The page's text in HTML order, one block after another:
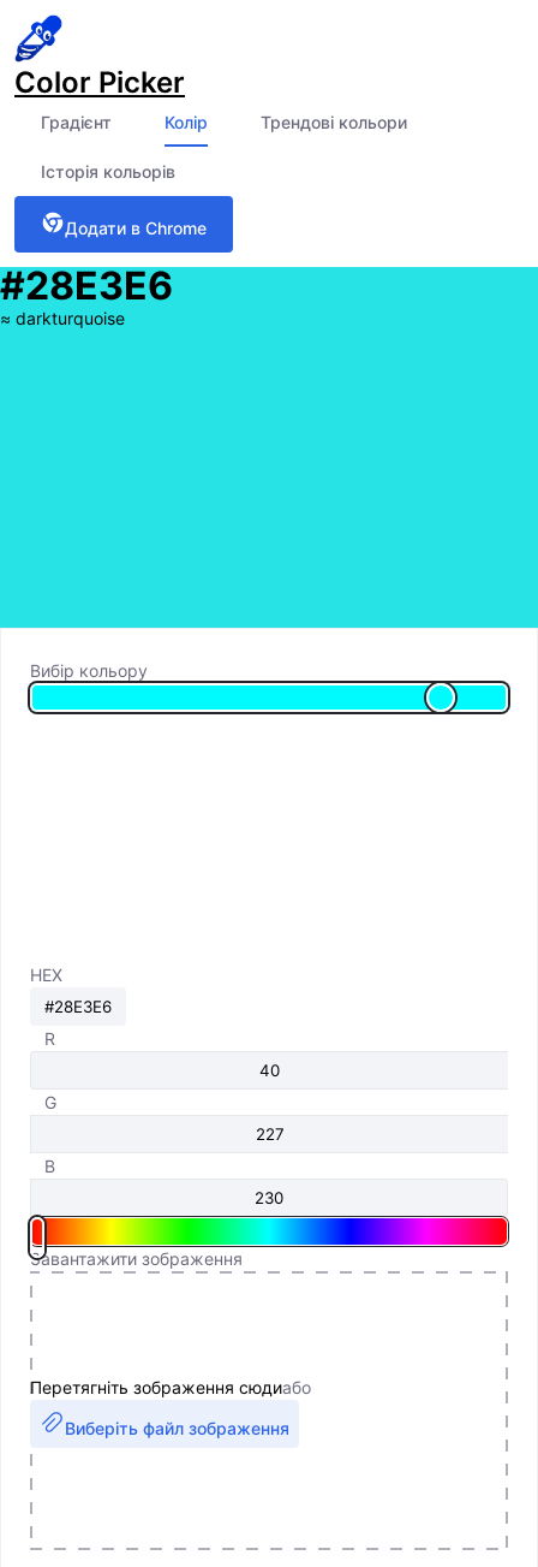
Color Picker
Градієнт Колір Трендові кольори
Історія кольорів
Додати в Chrome
#28E3E6
≈ darkturquoise
Вибір кольору
HEX
R
G
B
Завантажити зображення
Перетягніть зображення сюдиабо
Виберіть файл зображення